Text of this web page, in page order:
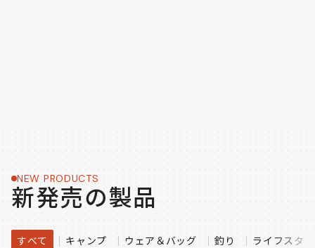
NEW PRODUCTS
新発売の製品
すべて キャンプ ウェア＆バッグ 釣り ライフスタ